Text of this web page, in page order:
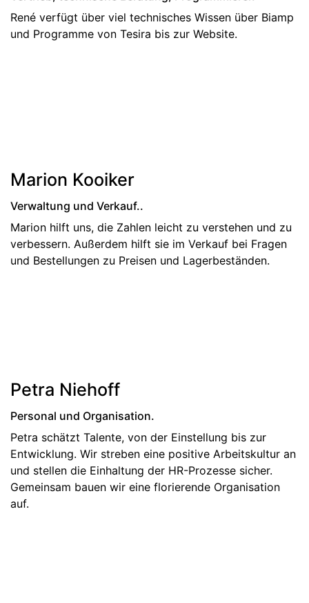
René verfügt über viel technisches Wissen über Biamp
und Programme von Tesira bis zur Website.
Marion Kooiker
Verwaltung und Verkauf..
Marion hilft uns, die Zahlen leicht zu verstehen und zu
verbessern. Außerdem hilft sie im Verkauf bei Fragen
und Bestellungen zu Preisen und Lagerbeständen.
Petra Niehoff
Personal und Organisation.
Petra schätzt Talente, von der Einstellung bis zur
Entwicklung. Wir streben eine positive Arbeitskultur an
und stellen die Einhaltung der HR-Prozesse sicher.
Gemeinsam bauen wir eine florierende Organisation
auf.